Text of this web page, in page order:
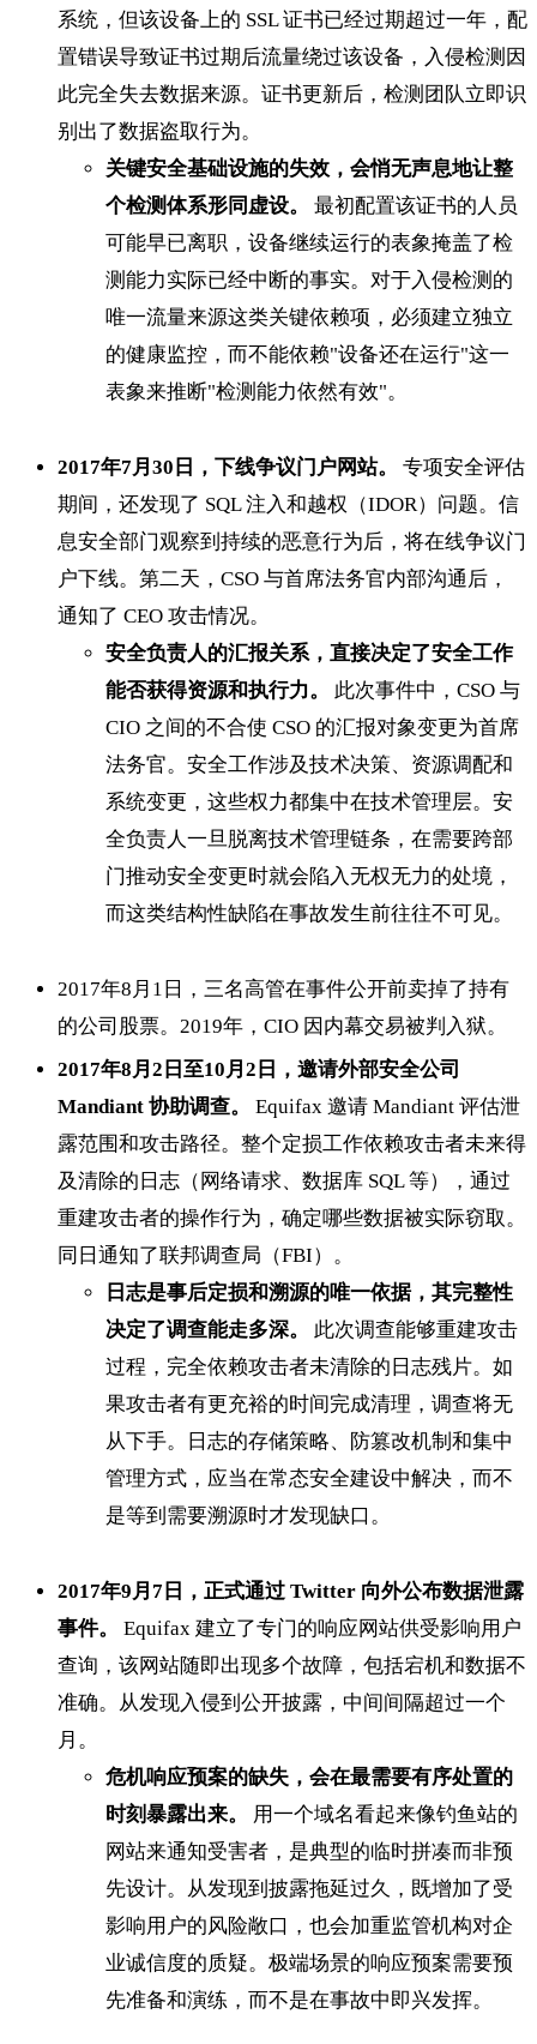
系统，但该设备上的 SSL 证书已经过期超过一年，配
置错误导致证书过期后流量绕过该设备，入侵检测因
此完全失去数据来源。证书更新后，检测团队立即识
别出了数据盗取行为。
关键安全基础设施的失效，会悄无声息地让整
个检测体系形同虚设。
最初配置该证书的人员
可能早已离职，设备继续运行的表象掩盖了检
测能力实际已经中断的事实。对于入侵检测的
唯一流量来源这类关键依赖项，必须建立独立
的健康监控，而不能依赖"设备还在运行"这一
表象来推断"检测能力依然有效"。
2017年7月30日，下线争议门户网站。
专项安全评估
期间，还发现了 SQL 注入和越权（IDOR）问题。信
息安全部门观察到持续的恶意行为后，将在线争议门
户下线。第二天，CSO 与首席法务官内部沟通后，
通知了 CEO 攻击情况。
安全负责人的汇报关系，直接决定了安全工作
能否获得资源和执行力。
此次事件中，CSO 与
CIO 之间的不合使 CSO 的汇报对象变更为首席
法务官。安全工作涉及技术决策、资源调配和
系统变更，这些权力都集中在技术管理层。安
全负责人一旦脱离技术管理链条，在需要跨部
门推动安全变更时就会陷入无权无力的处境，
而这类结构性缺陷在事故发生前往往不可见。
2017年8月1日，三名高管在事件公开前卖掉了持有
的公司股票。2019年，CIO 因内幕交易被判入狱。
2017年8月2日至10月2日，邀请外部安全公司
Mandiant 协助调查。
Equifax 邀请 Mandiant 评估泄
露范围和攻击路径。整个定损工作依赖攻击者未来得
及清除的日志（网络请求、数据库 SQL 等），通过
重建攻击者的操作行为，确定哪些数据被实际窃取。
同日通知了联邦调查局（FBI）。
日志是事后定损和溯源的唯一依据，其完整性
决定了调查能走多深。
此次调查能够重建攻击
过程，完全依赖攻击者未清除的日志残片。如
果攻击者有更充裕的时间完成清理，调查将无
从下手。日志的存储策略、防篡改机制和集中
管理方式，应当在常态安全建设中解决，而不
是等到需要溯源时才发现缺口。
2017年9月7日，正式通过 Twitter 向外公布数据泄露
事件。
Equifax 建立了专门的响应网站供受影响用户
查询，该网站随即出现多个故障，包括宕机和数据不
准确。从发现入侵到公开披露，中间间隔超过一个
月。
危机响应预案的缺失，会在最需要有序处置的
时刻暴露出来。
用一个域名看起来像钓鱼站的
网站来通知受害者，是典型的临时拼凑而非预
先设计。从发现到披露拖延过久，既增加了受
影响用户的风险敞口，也会加重监管机构对企
业诚信度的质疑。极端场景的响应预案需要预
先准备和演练，而不是在事故中即兴发挥。